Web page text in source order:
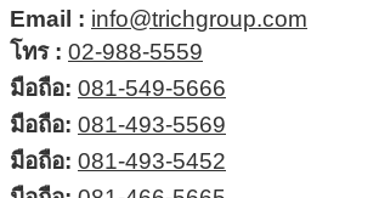
Email : info@trichgroup.com
โทร : 02-988-5559
มือถือ: 081-549-5666
มือถือ: 081-493-5569
มือถือ: 081-493-5452